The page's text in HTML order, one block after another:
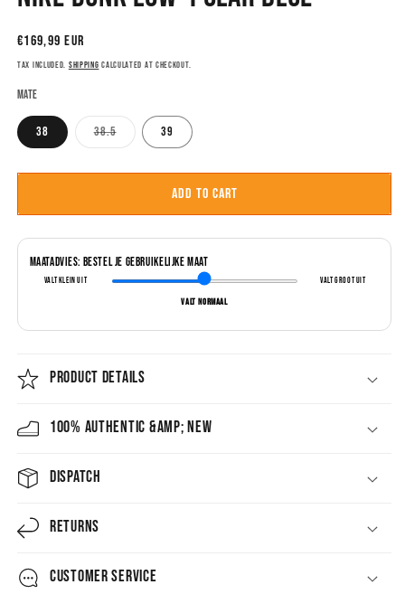
in
Regular
price
€169,99 EUR
Tax included. Shipping calculated at checkout.
Mate
38 38.5 39
Add to cart
Maatadvies: Bestel je gebruikelijke maat
Valt klein uit Valt groot uit
Valt normaal
PRODUCT DETAILS
100% AUTHENTIC &amp; NEW
DISPATCH
RETURNS
CUSTOMER SERVICE